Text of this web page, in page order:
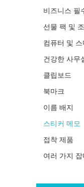
비즈니스 필
선물 팩 및
컴퓨터 및
건강한 사무
클립보드
북마크
이름 배지
스티커 메모
접착 제품
여러 가지